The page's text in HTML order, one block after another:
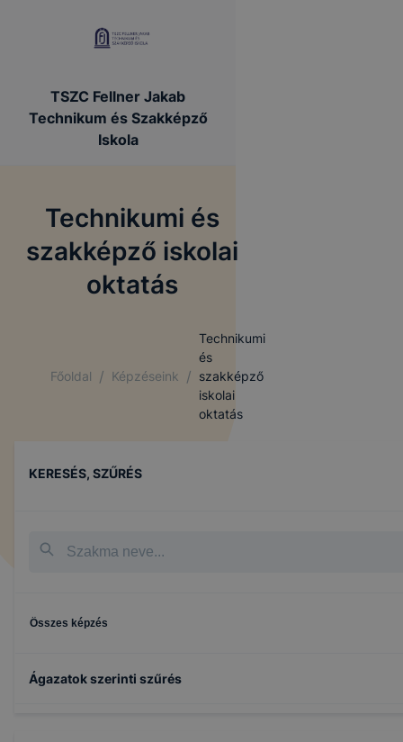
TSZC Fellner Jakab
Technikum és Szakképző
Iskola
Technikumi és
szakképző iskolai
oktatás
Főoldal / Képzéseink /
Technikumi
és
szakképző
iskolai
oktatás
KERESÉS, SZŰRÉS
Összes képzés
Ágazatok szerinti szűrés